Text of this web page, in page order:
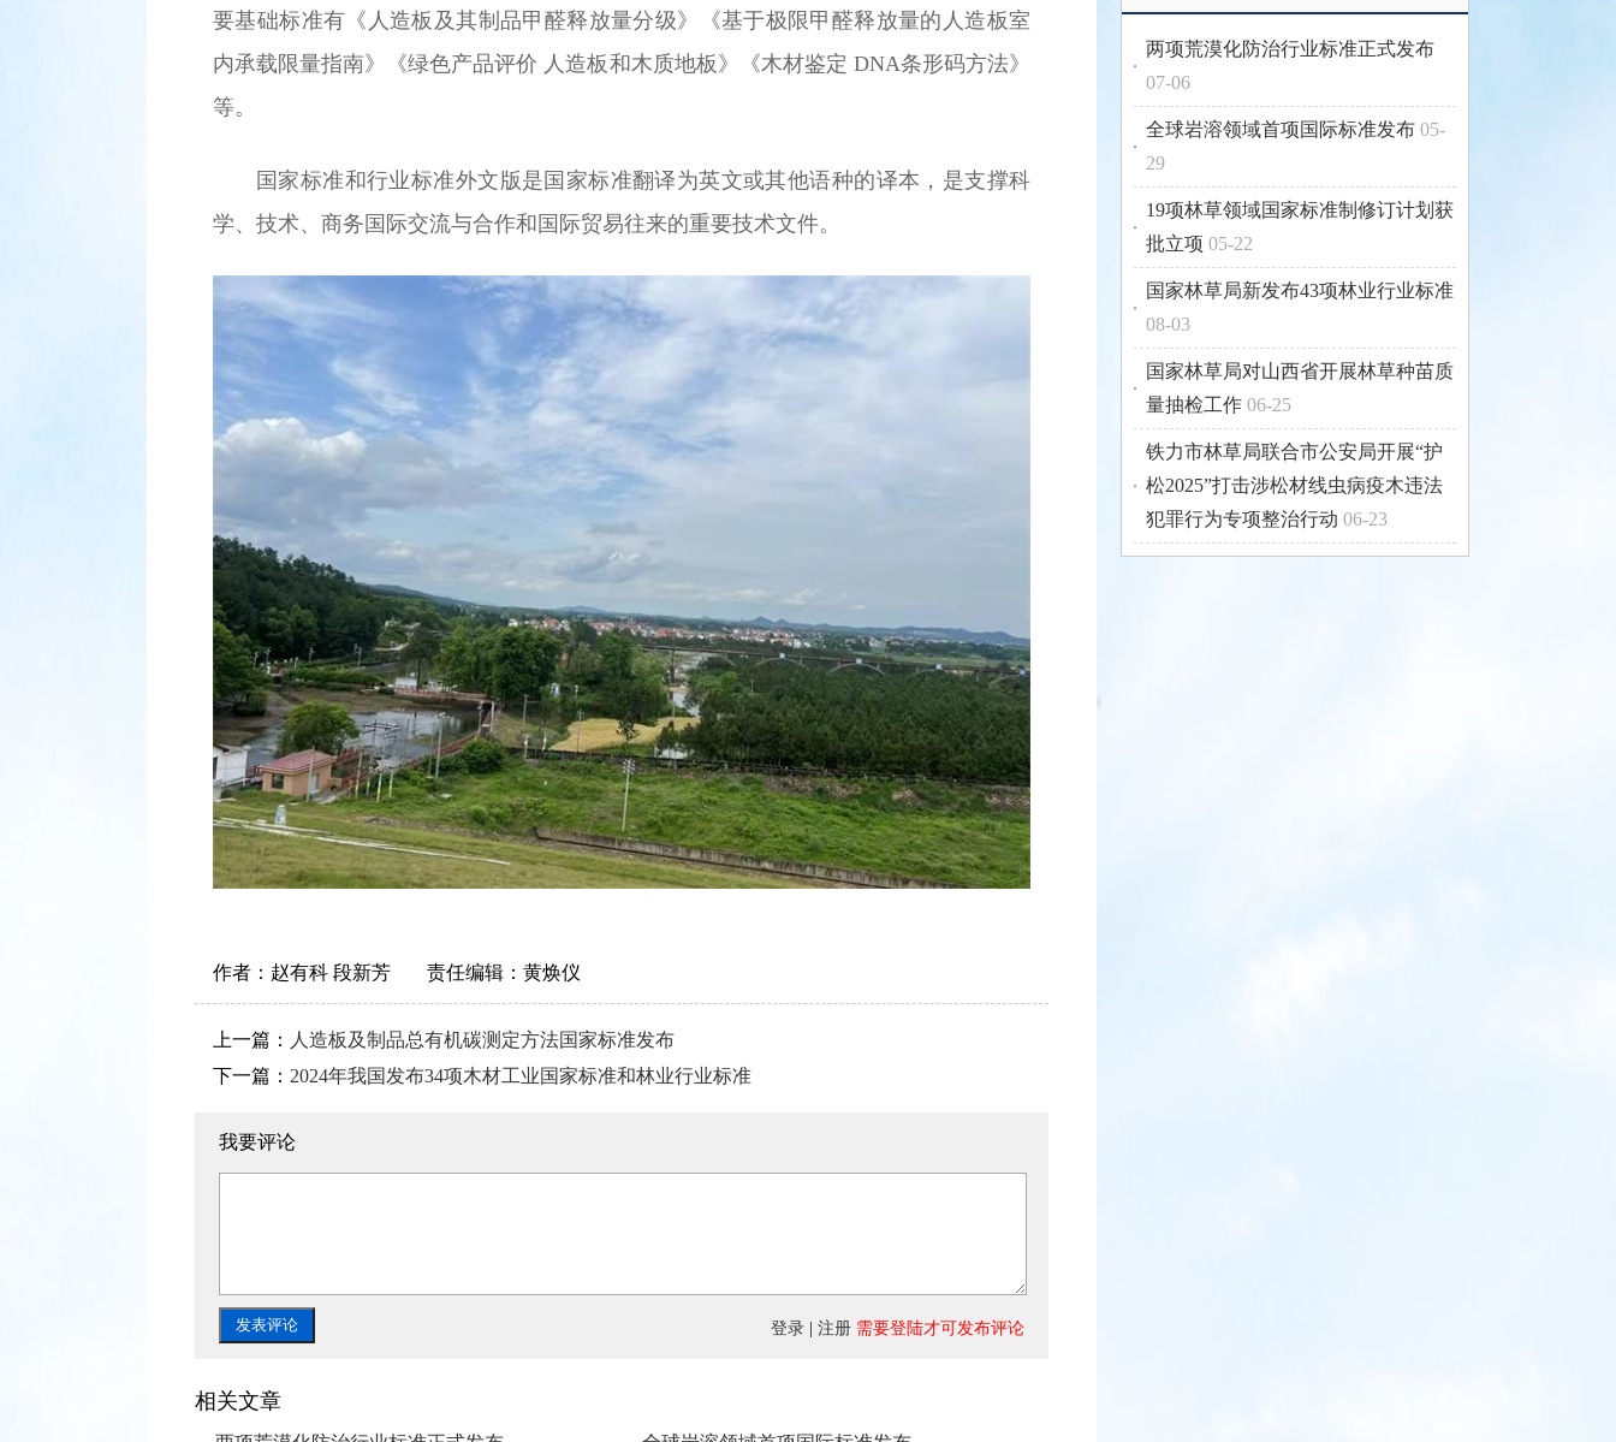
要基础标准有《人造板及其制品甲醛释放量分级》《基于极限甲醛释放量的人造板室
内承载限量指南》《绿色产品评价 人造板和木质地板》《木材鉴定 DNA条形码方法》
等。
国家标准和行业标准外文版是国家标准翻译为英文或其他语种的译本，是支撑科
学、技术、商务国际交流与合作和国际贸易往来的重要技术文件。
作者： 赵有科 段新芳 责任编辑： 黄焕仪
上一篇：
人造板及制品总有机碳测定方法国家标准发布
下一篇： 2024年我国发布34项木材工业国家标准和林业行业标准
我要评论
登录 注册 需要登陆才可发布评论
相关文章
两项荒漠化防治行业标准正式发布
07-06
全球岩溶领域首项国际标准发布 05-
29
19项林草领域国家标准制修订计划获
批立项 05-22
国家林草局新发布43项林业行业标准
08-03
国家林草局对山西省开展林草种苗质
量抽检工作 06-25
铁力市林草局联合市公安局开展“护
松2025”打击涉松材线虫病疫木违法
犯罪行为专项整治行动 06-23